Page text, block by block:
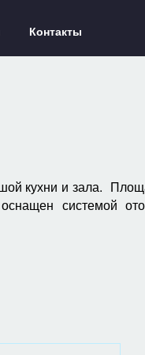
Контакты
кухни и зала.
системой